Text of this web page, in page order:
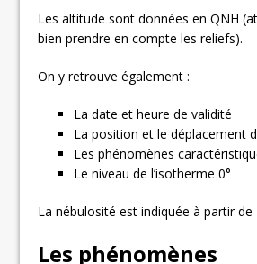
Les altitude sont données en QNH
bien prendre en compte les reliefs).
On y retrouve également :
La date et heure de validité
La position et le déplacement
Les phénomènes
Le niveau de l’isotherme 0°
La nébulosité est indiquée à partir de
Les phénomènes